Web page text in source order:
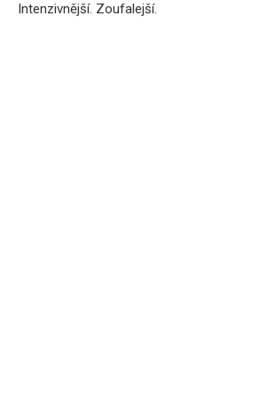
Intenzivnější. Zoufalejší.